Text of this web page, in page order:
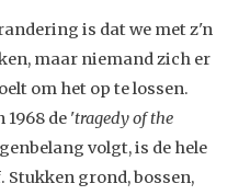
is dat we met z'n
maar niemand zich er
om het op te lossen.
de 'tragedy of the
volgt, is de hele
grond, bossen,